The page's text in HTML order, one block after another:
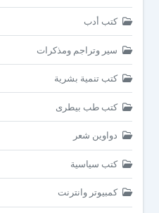
كتب أدب
سير وتراجم ومذكرات
كتب تنمية بشرية
كتب طب بيطرى
دواوين شعر
كتب سياسية
كمبيوتر وانترنت